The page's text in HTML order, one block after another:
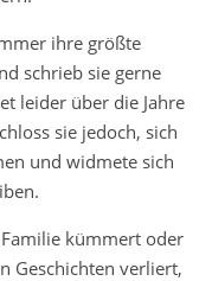
ihre größte
schrieb sie gerne
leider über die Jahre
sie jedoch, sich
und widmete sich
kümmert oder
Geschichten verliert,